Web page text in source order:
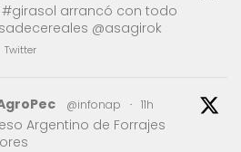
#girasol arrancó con todo
@asagirok
Twitter
@infonap · 11h
Argentino de Forrajes